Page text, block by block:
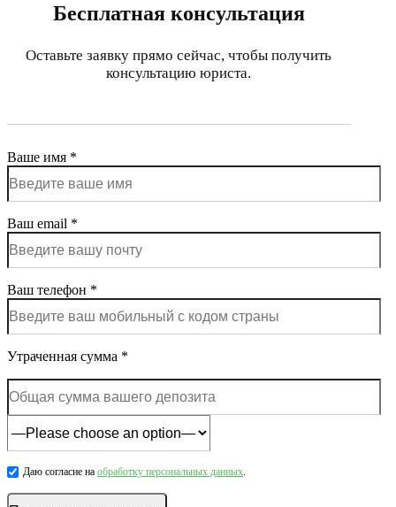
Бесплатная консультация
Оставьте заявку прямо сейчас, чтобы получить
консультацию юриста.
Ваше имя *
Ваш email *
Ваш телефон *
Утраченная сумма *
Даю согласие на обработку персональных данных.